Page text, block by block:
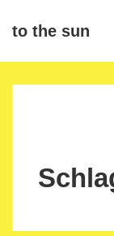
Zumto the sun